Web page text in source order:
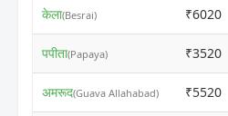
केला(Besrai) ₹6020
पपीता(Papaya) ₹3520
अमरूद(Guava Allahabad) ₹5520